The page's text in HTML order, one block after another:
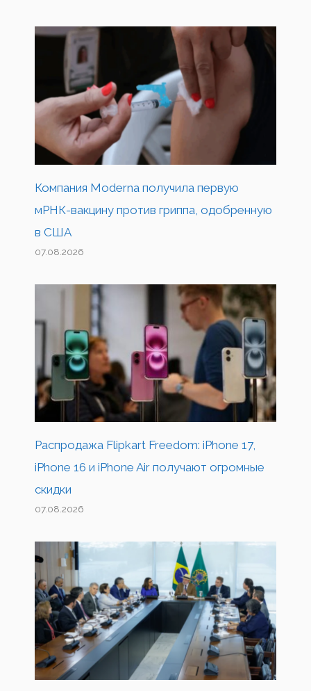
Компания Moderna получила первую
мРНК-вакцину против гриппа, одобренную
в США
07.08.2026
Распродажа Flipkart Freedom: iPhone 17,
iPhone 16 и iPhone Air получают огромные
скидки
07.08.2026